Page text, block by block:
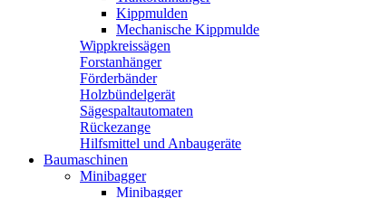
Kippmulden
Mechanische Kippmulde
Wippkreissägen
Forstanhänger
Förderbänder
Holzbündelgerät
Sägespaltautomaten
Rückezange
Hilfsmittel und Anbaugeräte
Baumaschinen
Minibagger
Minibagger